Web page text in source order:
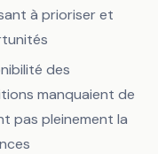
à prioriser et
des
manquaient de
pas pleinement la